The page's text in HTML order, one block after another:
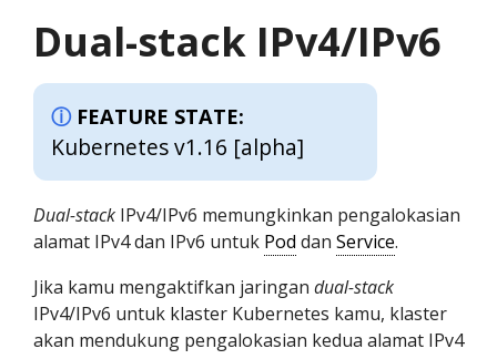
Dual-stack IPv4/IPv6
FEATURE STATE:
Kubernetes v1.16 [alpha]
Dual-stack IPv4/IPv6 memungkinkan pengalokasian
alamat IPv4 dan IPv6 untuk Pod dan Service.
Jika kamu mengaktifkan jaringan dual-stack
IPv4/IPv6 untuk klaster Kubernetes kamu, klaster
akan mendukung pengalokasian kedua alamat IPv4